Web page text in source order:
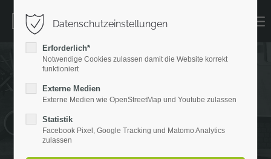
Datenschutzeinstellungen
Erforderlich*
Notwendige Cookies zulassen damit die Website korrekt
funktioniert
Externe Medien
Externe Medien wie OpenStreetMap und Youtube zulassen
Statistik
Facebook Pixel, Google Tracking und Matomo Analytics
zulassen